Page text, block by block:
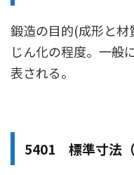
鍛造の目的(成形と
じん化の程度。一般
表される。
5401 標準寸法